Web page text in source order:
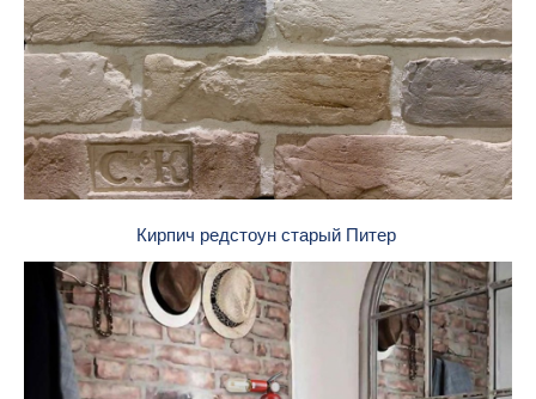
Кирпич редстоун старый Питер